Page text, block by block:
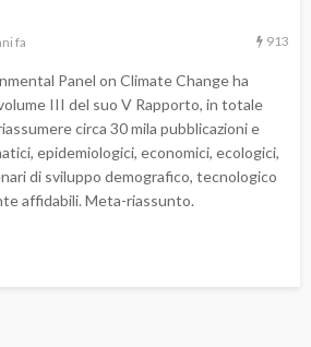
fa 913
Panel on Climate Change ha
III del suo V Rapporto, in totale
circa 30 mila pubblicazioni e
epidemiologici, economici, ecologici,
di sviluppo demografico, tecnologico
affidabili. Meta-riassunto.